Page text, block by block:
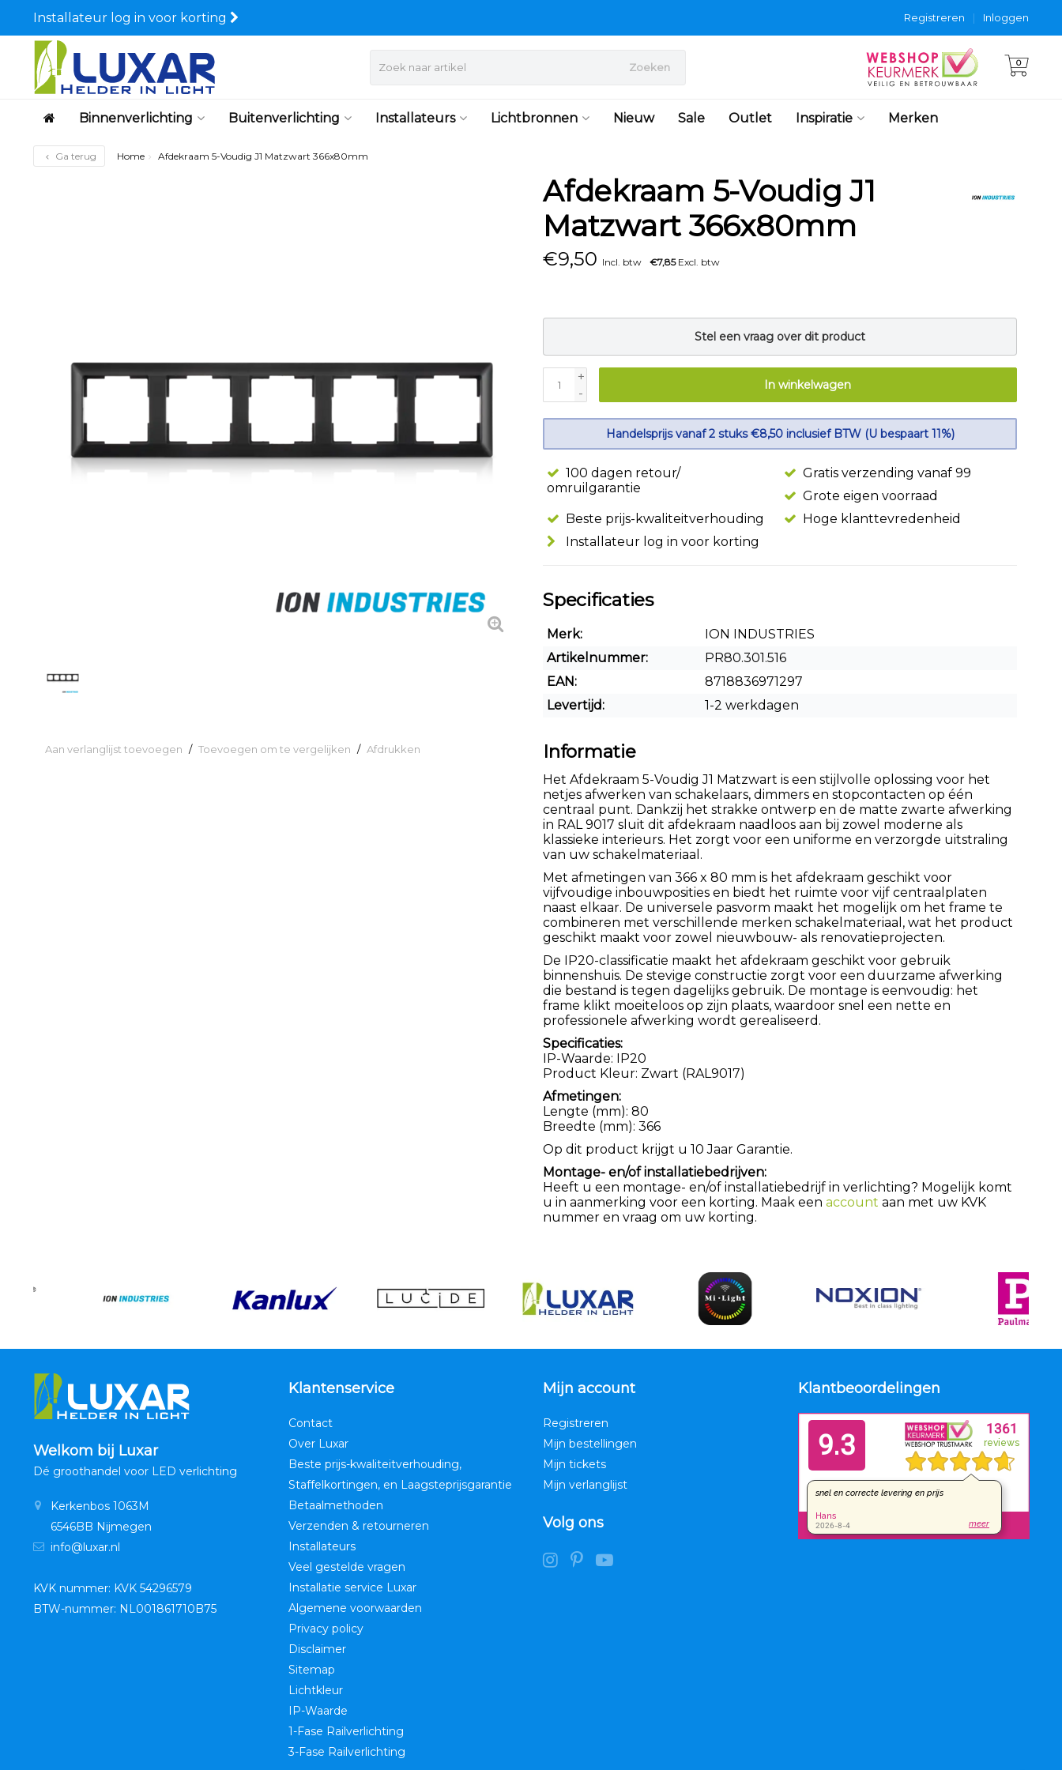
Installateur log in voor korting Inloggen
|
Registreren
Zoeken 0
Binnenverlichting Buitenverlichting Installateurs Lichtbronnen Nieuw Sale Outlet Inspiratie Merken
Ga terug Home Afdekraam 5-Voudig J1 Matzwart 366x80mm
Aan verlanglijst toevoegen / Toevoegen om te vergelijken / Afdrukken
Afdekraam 5-Voudig J1
Matzwart 366x80mm
€9,50 Incl. btw €7,85Excl. btw
Stel een vraag over dit product
+
-
In winkelwagen
Handelsprijs vanaf 2 stuks €8,50 inclusief BTW (U bespaart 11%)
100 dagen retour/
omruilgarantie
Gratis verzending vanaf 99
Grote eigen voorraad
Beste prijs-kwaliteitverhouding
Hoge klanttevredenheid
Installateur log in voor korting
Specificaties
Merk:
ION INDUSTRIES
Artikelnummer:
PR80.301.516
EAN:
8718836971297
Levertijd:
1-2 werkdagen
Informatie
Het Afdekraam 5-Voudig J1 Matzwart is een stijlvolle oplossing voor het
netjes afwerken van schakelaars, dimmers en stopcontacten op één
centraal punt. Dankzij het strakke ontwerp en de matte zwarte afwerking
in RAL 9017 sluit dit afdekraam naadloos aan bij zowel moderne als
klassieke interieurs. Het zorgt voor een uniforme en verzorgde uitstraling
van uw schakelmateriaal.
Met afmetingen van 366 x 80 mm is het afdekraam geschikt voor
vijfvoudige inbouwposities en biedt het ruimte voor vijf centraalplaten
naast elkaar. De universele pasvorm maakt het mogelijk om het frame te
combineren met verschillende merken schakelmateriaal, wat het product
geschikt maakt voor zowel nieuwbouw- als renovatieprojecten.
De IP20-classificatie maakt het afdekraam geschikt voor gebruik
binnenshuis. De stevige constructie zorgt voor een duurzame afwerking
die bestand is tegen dagelijks gebruik. De montage is eenvoudig: het
frame klikt moeiteloos op zijn plaats, waardoor snel een nette en
professionele afwerking wordt gerealiseerd.
Specificaties:
IP-Waarde: IP20
Product Kleur: Zwart (RAL9017)
Afmetingen:
Lengte (mm): 80
Breedte (mm): 366
Op dit product krijgt u 10 Jaar Garantie.
Montage- en/of installatiebedrijven:
Heeft u een montage- en/of installatiebedrijf in verlichting? Mogelijk komt
u in aanmerking voor een korting. Maak een account aan met uw KVK
nummer en vraag om uw korting.
Welkom bij Luxar
Dé groothandel voor LED verlichting
Kerkenbos 1063M
6546BB Nijmegen
info@luxar.nl
KVK nummer: KVK 54296579
BTW-nummer: NL001861710B75
Klantenservice
Contact
Over Luxar
Beste prijs-kwaliteitverhouding,
Staffelkortingen, en Laagsteprijsgarantie
Betaalmethoden
Verzenden & retourneren
Installateurs
Veel gestelde vragen
Installatie service Luxar
Algemene voorwaarden
Privacy policy
Disclaimer
Sitemap
Lichtkleur
IP-Waarde
1-Fase Railverlichting
3-Fase Railverlichting
Mijn account
Registreren
Mijn bestellingen
Mijn tickets
Mijn verlanglijst
Volg ons
Klantbeoordelingen